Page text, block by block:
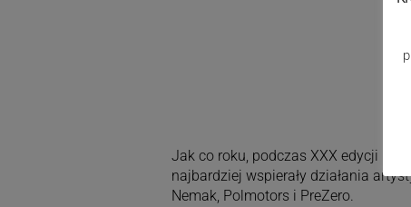
Jak co roku, podczas XXX edycji
najbardziej wspierały działania
Nemak, Polmotors i PreZero.